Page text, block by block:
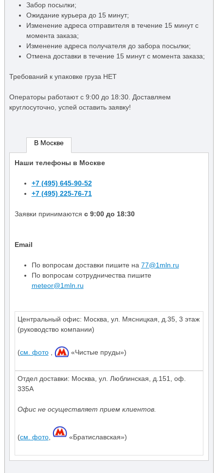
Забор посылки;
Ожидание курьера до 15 минут;
Изменение адреса отправителя в течение 15 минут с
момента заказа;
Изменение адреса получателя до забора посылки;
Отмена доставки в течение 15 минут с момента заказа;
Требований к упаковке груза НЕТ
Операторы работают c 9:00 до 18:30. Доставляем
круглосуточно, успей оставить заявку!
В Москве
Наши телефоны в Москве
+7 (495) 645-90-52
+7 (495) 225-76-71
Заявки принимаются с 9:00 до 18:30
Email
По вопросам доставки пишите на 77@1mln.ru
По вопросам сотрудничества пишите
meteor@1mln.ru
Центральный офис: Москва ул. Мясницкая, д.35, 3 этаж
(руководство компании)
(см. фото, «Чистые пруды»)
Отдел доставки: Москва, ул. Люблинская, д.151, оф.
335А
Офис не осуществляет прием клиентов.
(см. фото, «Братиславская»)